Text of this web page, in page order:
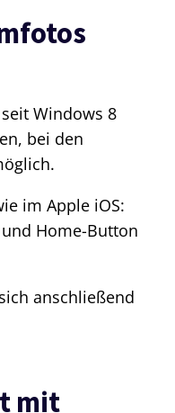
Windows 8
bei den
im Apple iOS:
Home-Button
anschließend
mit